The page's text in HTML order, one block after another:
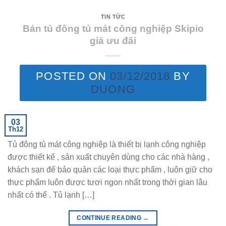
TIN TỨC
Bán tủ đông tủ mát công nghiệp Skipio
giá ưu đãi
POSTED ON 03/12/2018 BY
DUONG
03
Th12
Tủ đông tủ mát công nghiệp là thiết bị lạnh công nghiệp
được thiết kế , sản xuất chuyên dùng cho các nhà hàng ,
khách sạn để bảo quản các loại thực phẩm , luôn giữ cho
thực phẩm luôn được tươi ngon nhất trong thời gian lâu
nhất có thể . Tủ lạnh […]
CONTINUE READING →